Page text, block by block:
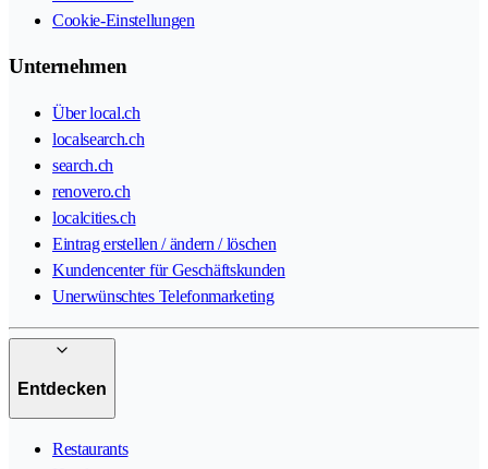
Cookie-Einstellungen
Unternehmen
Über local.ch
localsearch.ch
search.ch
renovero.ch
localcities.ch
Eintrag erstellen / ändern / löschen
Kundencenter für Geschäftskunden
Unerwünschtes Telefonmarketing
Entdecken
Restaurants